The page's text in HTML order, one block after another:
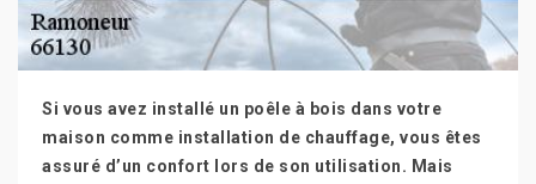
Si vous avez installé un poêle à bois dans votre
maison comme installation de chauffage, vous êtes
assuré d’un confort lors de son utilisation. Mais